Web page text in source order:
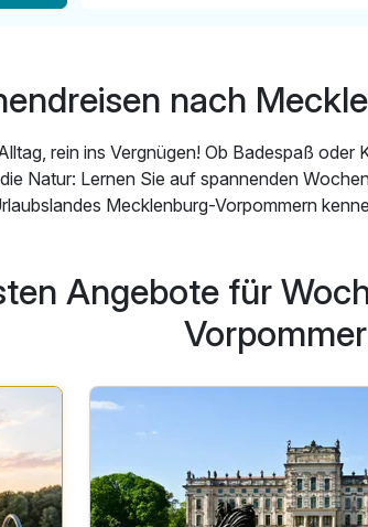
nach
rein ins Vergnügen! Ob Badespaß
Natur: Lernen Sie auf spannenden
Mecklenburg-Vorpommern
Angebote für